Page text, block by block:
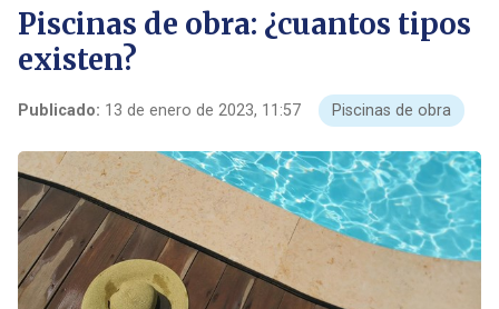
Piscinas de obra: ¿cuantos tipos
existen?
Publicado: 13 de enero de 2023, 11:57 Piscinas de obra